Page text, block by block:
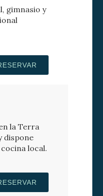
gimnasio y
la Terra
dispone
local.